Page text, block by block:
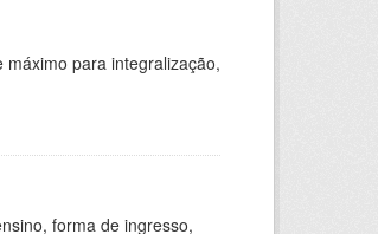
para integralização,
forma de ingresso,